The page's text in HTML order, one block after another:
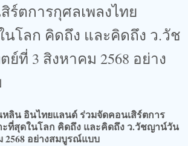
ร์ตการกุศลเพลงไทย
นโลก คิดถึง และคิดถึง ว.วัช
ที่ 3 สิงหาคม 2568 อย่าง
ลิน อินไทยแลนด์ ร่วมจัดคอนเสิร์ตการ
ะที่สุดในโลก คิดถึง และคิดถึง ว.วัชญาน์วัน
2568 อย่างสมบูรณ์แบบ